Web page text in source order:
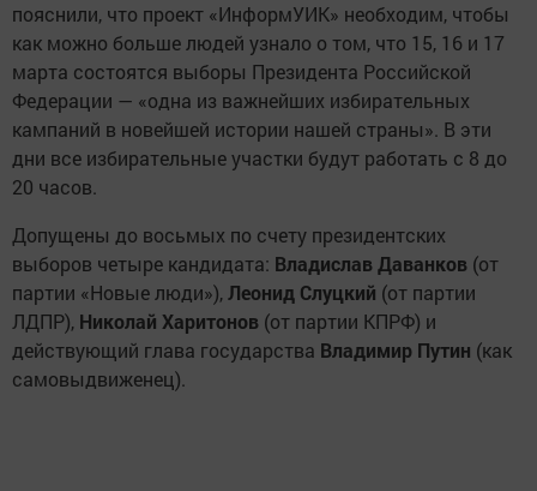
пояснили, что проект «ИнформУИК» необходим, чтобы
как можно больше людей узнало о том, что 15, 16 и 17
марта состоятся выборы Президента Российской
Федерации — «одна из важнейших избирательных
кампаний в новейшей истории нашей страны». В эти
дни все избирательные участки будут работать с 8 до
20 часов.
Допущены до восьмых по счету президентских
выборов четыре кандидата: Владислав Даванков (от
партии «Новые люди»),Леонид Слуцкий (от партии
ЛДПР), Николай Харитонов (от партии КПРФ) и
действующий глава государства Владимир Путин (как
самовыдвиженец).